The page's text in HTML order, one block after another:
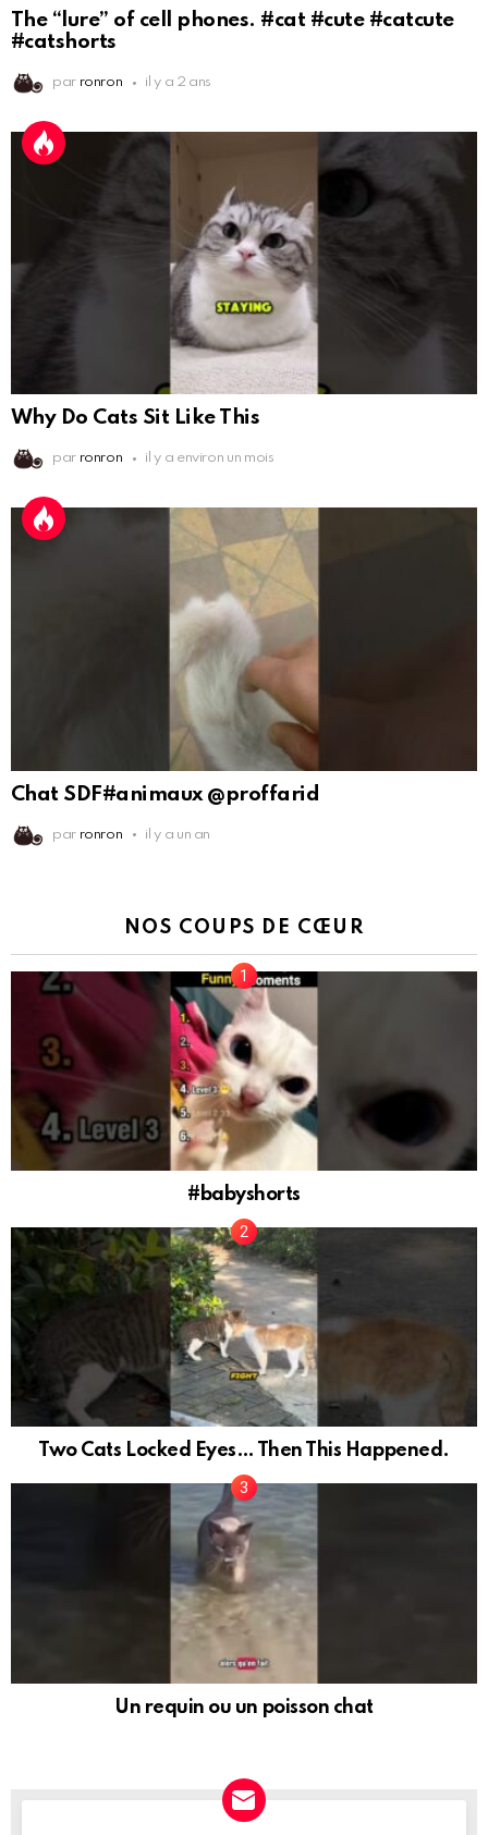
The “lure” of cell phones. #cat #cute #catcute
#catshorts
par ronron il y a 2 ans
Why Do Cats Sit Like This
par ronron il y a environ un mois
Chat SDF#animaux @proffarid
par ronron il y a un an
NOS COUPS DE CŒUR
#babyshorts
Two Cats Locked Eyes… Then This Happened.
Un requin ou un poisson chat